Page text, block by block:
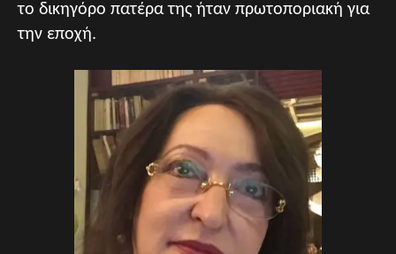
το δικηγόρο πατέρα της ήταν πρωτοποριακή για
την εποχή.